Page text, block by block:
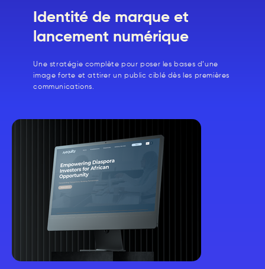
Identité de marque et
lancement numérique
Une stratégie complète pour poser les bases d’une
image forte et attirer un public ciblé dès les premières
communications.